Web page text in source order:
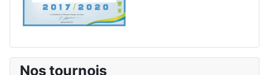
Nos tournois